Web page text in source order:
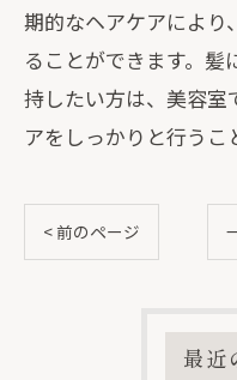
期的なヘアケアにより
ることができます。髪
持したい方は、美容室
アをしっかりと行うこ
< 前のページ
最近